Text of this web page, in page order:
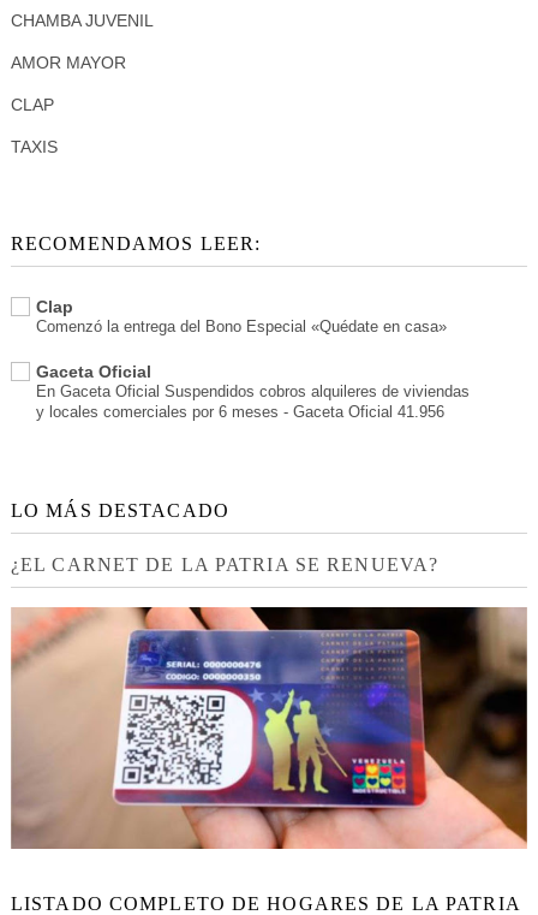
CHAMBA JUVENIL
AMOR MAYOR
CLAP
TAXIS
RECOMENDAMOS LEER:
Clap
Comenzó la entrega del Bono Especial «Quédate en casa»
Gaceta Oficial
En Gaceta Oficial Suspendidos cobros alquileres de viviendas
y locales comerciales por 6 meses - Gaceta Oficial 41.956
LO MÁS DESTACADO
¿EL CARNET DE LA PATRIA SE RENUEVA?
LISTADO COMPLETO DE HOGARES DE LA PATRIA